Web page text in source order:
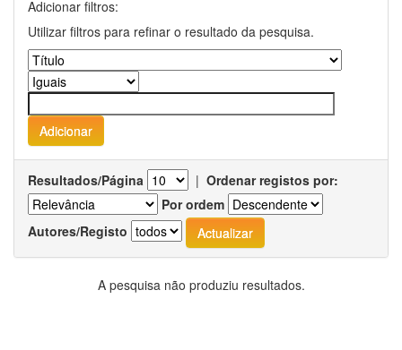
Adicionar filtros:
Utilizar filtros para refinar o resultado da pesquisa.
Resultados/Página | Ordenar registos por:
Por ordem
Autores/Registo
A pesquisa não produziu resultados.